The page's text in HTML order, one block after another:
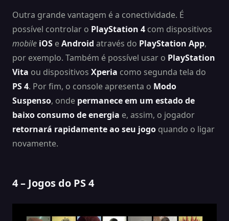
Outra grande vantagem é a conectividade. É
possível controlar o PlayStation 4 com dispositivos
mobile iOS eAndroid através do PlayStation App,
por exemplo. Também é possível usar o PlayStation
Vita ou dispositivos Xperia como segunda tela do
PS 4. Por fim, o console apresenta o Modo
Suspenso, onde permanece em um estado de
baixo consumo de energia e, assim, o jogador
retornará rapidamente ao seu jogo quando o ligar
novamente.
4 – Jogos do PS 4